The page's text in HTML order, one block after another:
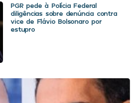
PGR pede à Polícia Federal
diligências sobre denúncia contra
vice de Flávio Bolsonaro por
estupro